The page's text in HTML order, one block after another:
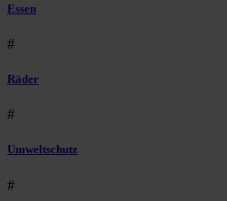
Essen
#
Räder
#
Umweltschutz
#